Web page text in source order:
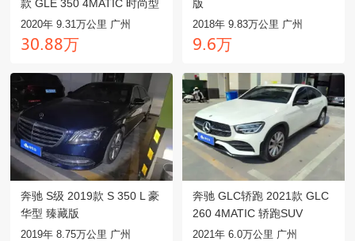
款 GLE 350 4MATIC 时尚型
2020年 9.31万公里 广州
閏龤.驋驋万
奔驰 S级 2019款 S 350 L 豪
华型 臻藏版
2019年 8.75万公里 广州
版
2018年 9.83万公里 广州
鑶.餼万
奔驰 GLC轿跑 2021款 GLC
260 4MATIC 轿跑SUV
2021年 6.0万公里 广州